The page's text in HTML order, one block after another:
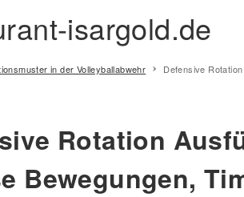
isargold.de
in der Volleyballabwehr Defensive
Rotation
Bewegungen,